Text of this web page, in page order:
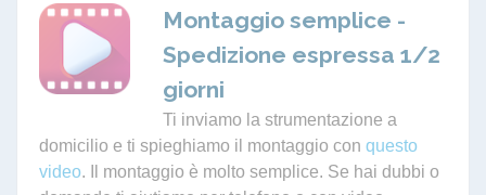
Montaggio semplice -
Spedizione espressa 1/2
giorni
Ti inviamo la strumentazione a
domicilio e ti spieghiamo il montaggio con questo
video. Il montaggio è molto semplice. Se hai dubbi o